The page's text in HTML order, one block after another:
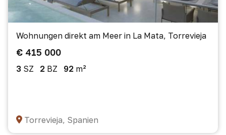
Wohnungen direkt am Meer in La Mata, Torrevieja
€ 415 000
3 SZ 2 BZ 92 m²
Torrevieja, Spanien